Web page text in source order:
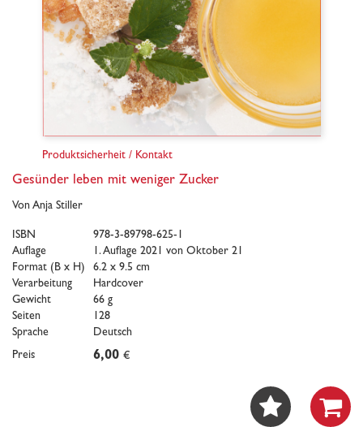
Produktsicherheit / Kontakt
Gesünder leben mit weniger Zucker
Von Anja Stiller
ISBN
978-3-89798-625-1
Auflage
1. Auflage 2021 von Oktober 21
Format (B x H)
6.2 x 9.5 cm
Verarbeitung
Hardcover
Gewicht
66 g
Seiten
128
Sprache
Deutsch
Preis
6,00 €
 